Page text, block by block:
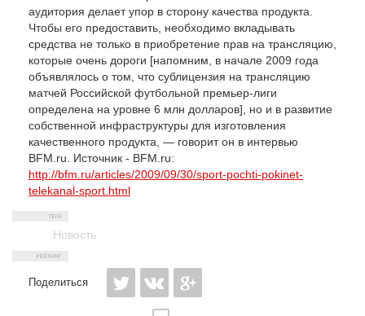
аудитория делает упор в сторону качества продукта.
Чтобы его предоставить, необходимо вкладывать
средства не только в приобретение прав на трансляцию,
которые очень дороги [напомним, в начале 2009 года
объявлялось о том, что сублицензия на трансляцию
матчей Российской футбольной премьер-лиги
определена на уровне 6 млн долларов], но и в развитие
собственной инфраструктуры для изготовления
качественного продукта, — говорит он в интервью
BFM.ru. Источник - BFM.ru:
http://bfm.ru/articles/2009/09/30/sport-pochti-pokinet-
telekanal-sport.html
Новость
Поделиться